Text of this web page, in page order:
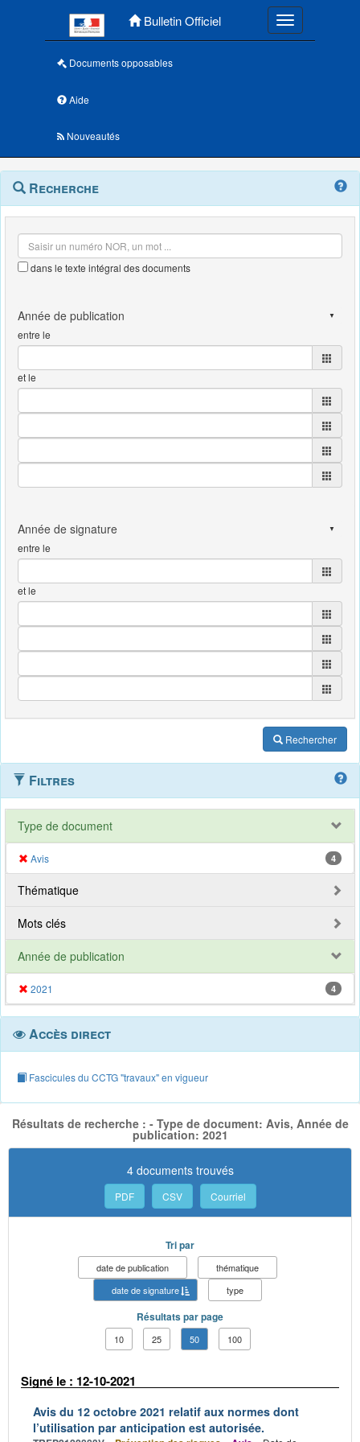
Bulletin Officiel Toggle
Documents opposables
Aide
Nouveautés
Navigation
outils
Menu
contextuel
Recherche
dans le texte intégral des documents
entre le
et le
entre le
et le
Rechercher
Filtres
Type de document
Avis 4
Thématique
Mots clés
Année de publication
2021 4
Accès direct
Fascicules du CCTG "travaux" en vigueur
Résultats de recherche : - Type de document: Avis, Année de
publication: 2021
4 documents trouvés
PDF CSV Courriel
Tri par
date de publication
thématique
date de signature
type
Résultats par page
10 25 50 100
Signé le : 12-10-2021
Avis du 12 octobre 2021 relatif aux normes dont
l’utilisation par anticipation est autorisée.